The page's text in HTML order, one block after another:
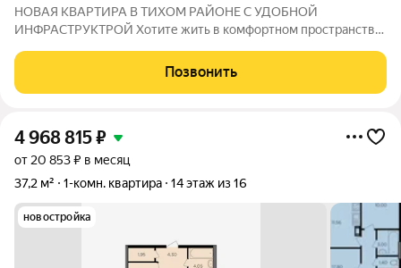
НОВАЯ КВАРТИРА В ТИХОМ РАЙОНЕ С УДОБНОЙ
ИНФРАСТРУКТРОЙ Хотите жить в комфортном пространстве,
рядом? Ищите квартиру, в которой сможете реализовать все
Позвонить
4 968 815₽
от 20 853 ₽ в месяц
37,2 м²
1-комн. квартира 14 этаж из 16
новостройка